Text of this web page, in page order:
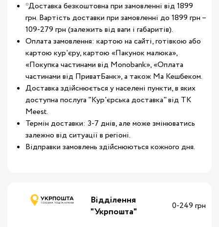
*Доставка безкоштовна при замовленні від 1899
грн. Вартість доставки при замовленні до 1899 грн –
109-279 грн (залежить від ваги і габаритів).
Оплата замовлення: картою на сайті, готівкою або
картою кур'єру, картою «Пакунок малюка»,
«Покупка частинами від Monobank», «Оплата
частинами від ПриватБанк», а також Ма Кешбеком.
Доставка здійснюється у населені пункти, в яких
доступна послуга "Кур'єрська доставка" від ТК
Meest.
Термін доставки: 3-7 днів, але може змінюватись
залежно від ситуації в регіоні.
Відправки замовлень здійснюються кожного дня.
Відділення
"Укрпошта"
0-249 грн